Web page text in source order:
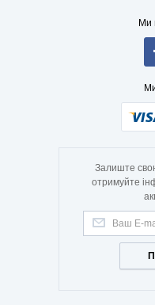
Ми
Залиште
отримуйте